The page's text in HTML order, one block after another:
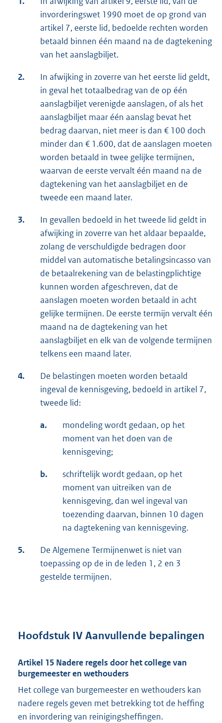
invorderingswet 1990 moet de op grond van
artikel 7, eerste lid, bedoelde rechten worden
betaald binnen één maand na de dagtekening
van het aanslagbiljet.
2.
In afwijking in zoverre van het eerste lid geldt,
in geval het totaalbedrag van de op één
aanslagbiljet verenigde aanslagen, of als het
aanslagbiljet maar één aanslag bevat het
bedrag daarvan, niet meer is dan € 100 doch
minder dan € 1.600, dat de aanslagen moeten
worden betaald in twee gelijke termijnen,
waarvan de eerste vervalt één maand na de
dagtekening van het aanslagbiljet en de
tweede een maand later.
3.
In gevallen bedoeld in het tweede lid geldt in
afwijking in zoverre van het aldaar bepaalde,
zolang de verschuldigde bedragen door
middel van automatische betalingsincasso van
de betaalrekening van de belastingplichtige
kunnen worden afgeschreven, dat de
aanslagen moeten worden betaald in acht
gelijke termijnen. De eerste termijn vervalt één
maand na de dagtekening van het
aanslagbiljet en elk van de volgende termijnen
telkens een maand later.
4.
De belastingen moeten worden betaald
ingeval de kennisgeving, bedoeld in artikel 7,
tweede lid:
a.
mondeling wordt gedaan, op het
moment van het doen van de
kennisgeving;
b.
schriftelijk wordt gedaan, op het
moment van uitreiken van de
kennisgeving, dan wel ingeval van
toezending daarvan, binnen 10 dagen
na dagtekening van kennisgeving.
5.
De Algemene Termijnenwet is niet van
toepassing op de in de leden 1, 2 en 3
gestelde termijnen.
Hoofdstuk IV Aanvullende bepalingen
Artikel 15 Nadere regels door het college van
burgemeester en wethouders
Het college van burgemeester en wethouders kan
nadere regels geven met betrekking tot de heffing
en invordering van reinigingsheffingen.